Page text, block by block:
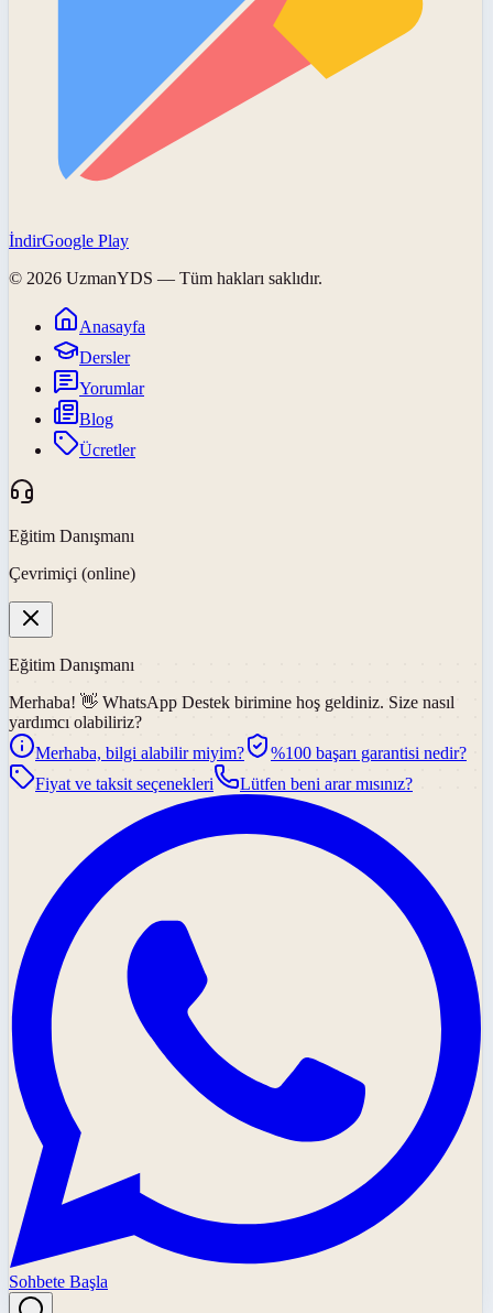
İndirGoogle Play
© 2026 UzmanYDS — Tüm hakları saklıdır.
Anasayfa
Dersler
Yorumlar
Blog
Ücretler
Eğitim Danışmanı
Çevrimiçi (online)
Eğitim Danışmanı
Merhaba! 👋 WhatsApp Destek birimine hoş geldiniz. Size nasıl
yardımcı olabiliriz?
Merhaba, bilgi alabilir miyim?
%100 başarı garantisi nedir?
Fiyat ve taksit seçenekleri
Lütfen beni arar mısınız?
Sohbete Başla